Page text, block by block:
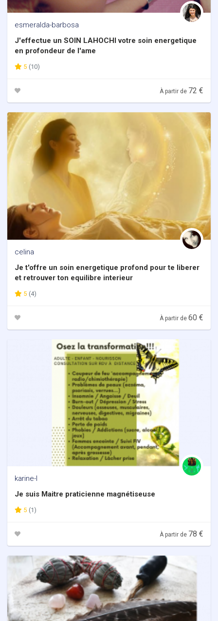
esmeralda-barbosa
J'effectue un SOIN LAHOCHI votre soin energetique
en profondeur de l'ame
5 (10)
À partir de 72 €
celina
Je t'offre un soin energetique profond pour te liberer
et retrouver ton equilibre interieur
5 (4)
À partir de 60 €
karine-l
Je suis Maitre praticienne magnétiseuse
5 (1)
À partir de 78 €